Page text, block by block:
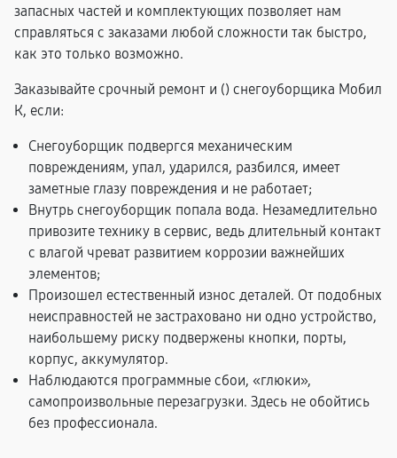
запасных частей и комплектующих позволяет нам
справляться с заказами любой сложности так быстро,
как это только возможно.
Заказывайте срочный ремонт и () снегоуборщика Мобил
К, если:
Снегоуборщик подвергся механическим
повреждениям, упал, ударился, разбился, имеет
заметные глазу повреждения и не работает;
Внутрь снегоуборщик попала вода. Незамедлительно
привозите технику в сервис, ведь длительный контакт
с влагой чреват развитием коррозии важнейших
элементов;
Произошел естественный износ деталей. От подобных
неисправностей не застраховано ни одно устройство,
наибольшему риску подвержены кнопки, порты,
корпус, аккумулятор.
Наблюдаются программные сбои, «глюки»,
самопроизвольные перезагрузки. Здесь не обойтись
без профессионала.